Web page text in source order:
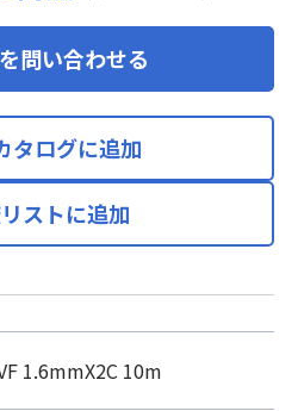
問い合わせる
タログに追加
ストに追加
1.6mmX2C 10m